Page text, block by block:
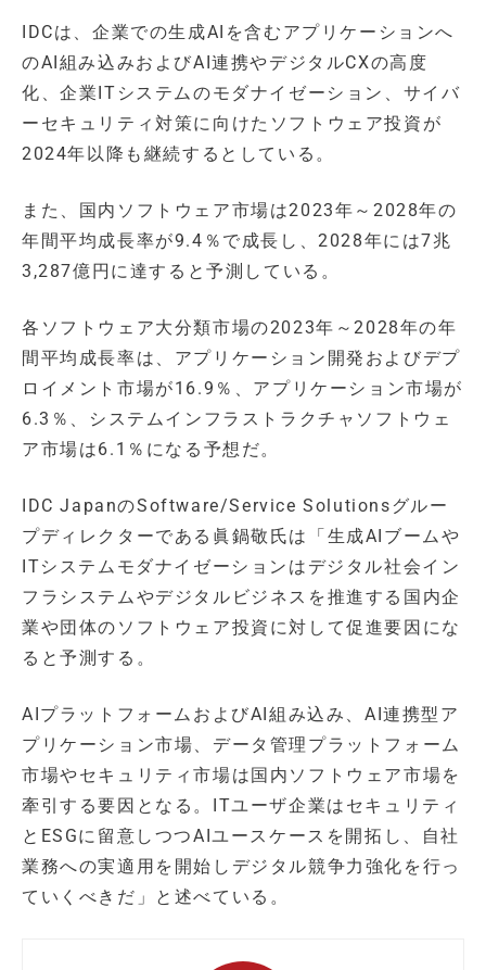
IDCは、企業での生成AIを含むアプリケーションへ
のAI組み込みおよびAI連携やデジタルCXの高度
化、企業ITシステムのモダナイゼーション、サイバ
ーセキュリティ対策に向けたソフトウェア投資が
2024年以降も継続するとしている。
また、国内ソフトウェア市場は2023年～2028年の
年間平均成長率が9.4％で成長し、2028年には7兆
3,287億円に達すると予測している。
各ソフトウェア大分類市場の2023年～2028年の年
間平均成長率は、アプリケーション開発およびデプ
ロイメント市場が16.9％、アプリケーション市場が
6.3％、システムインフラストラクチャソフトウェ
ア市場は6.1％になる予想だ。
IDC JapanのSoftware/Service Solutionsグルー
プディレクターである眞鍋敬氏は「生成AIブームや
ITシステムモダナイゼーションはデジタル社会イン
フラシステムやデジタルビジネスを推進する国内企
業や団体のソフトウェア投資に対して促進要因にな
ると予測する。
AIプラットフォームおよびAI組み込み、AI連携型ア
プリケーション市場、データ管理プラットフォーム
市場やセキュリティ市場は国内ソフトウェア市場を
牽引する要因となる。ITユーザ企業はセキュリティ
とESGに留意しつつAIユースケースを開拓し、自社
業務への実適用を開始しデジタル競争力強化を行っ
ていくべきだ」と述べている。